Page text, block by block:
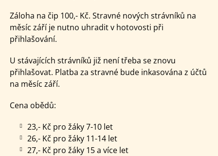
Záloha na čip 100,- Kč. Stravné nových strávníků na
měsíc září je nutno uhradit v hotovosti při
přihlašování.
U stávajících strávníků již není třeba se znovu
přihlašovat. Platba za stravné bude inkasována z účtů
na měsíc září.
Cena obědů:
23,- Kč pro žáky 7-10 let
26,- Kč pro žáky 11-14 let
27,- Kč pro žáky 15 a více let